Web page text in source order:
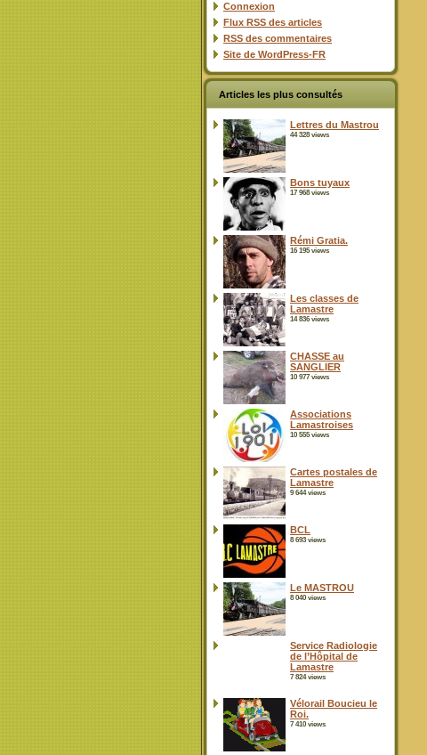
Connexion
Flux RSS des articles
RSS des commentaires
Site de WordPress-FR
Articles les plus consultés
Lettres du Mastrou
44 328 views
Bons tuyaux
17 968 views
Rémi Gratia.
16 195 views
Les classes de
Lamastre
14 836 views
CHASSE au
SANGLIER
10 977 views
Associations
Lamastroises
10 555 views
Cartes postales de
Lamastre
9 644 views
BCL
8 693 views
Le MASTROU
8 040 views
Service Radiologie
de l’Hôpital de
Lamastre
7 824 views
Vélorail Boucieu le
Roi.
7 410 views